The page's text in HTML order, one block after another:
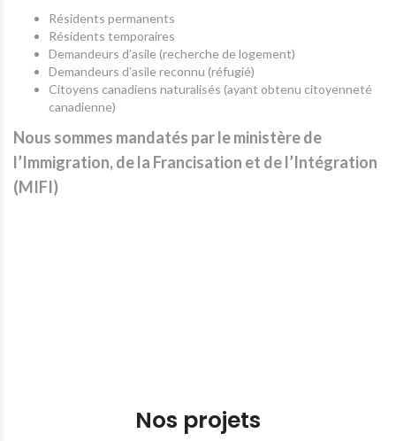
Résidents permanents
Résidents temporaires
Demandeurs d’asile (recherche de logement)
Demandeurs d’asile reconnu (réfugié)
Citoyens canadiens naturalisés (ayant obtenu citoyenneté
canadienne)
Nous sommes mandatés par le ministère de
l’Immigration, de la Francisation et de l’Intégration
(MIFI)
Nos projets